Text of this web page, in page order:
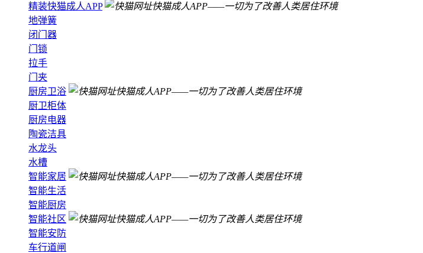
精装快猫成人APP
地弹簧
闭门器
门锁
拉手
门夹
厨房卫浴
厨卫柜体
厨房电器
陶瓷洁具
水龙头
水槽
智能家居
智能生活
智能厨房
智能社区
智能安防
车行道闸